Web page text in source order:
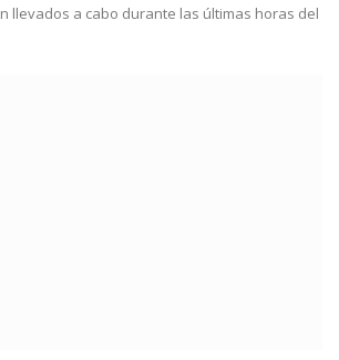
llevados a cabo durante las últimas horas del